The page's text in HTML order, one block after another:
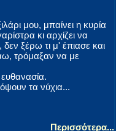
μου, μπαίνει η κυρία
κι αρχίζει να
δεν ξέρω τι μ' έπιασε και
τρόμαξαν να με
τα νύχια...
Περισσότερα...